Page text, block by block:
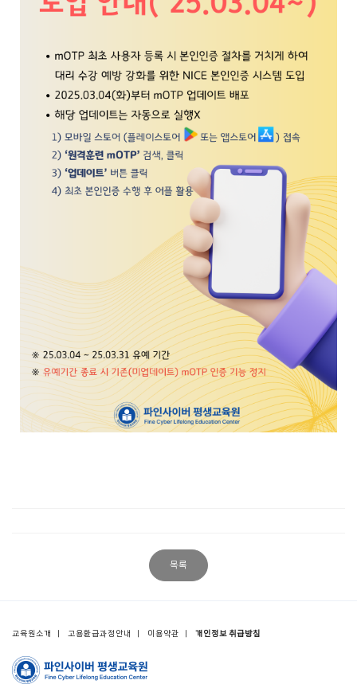
목록
교육원소개 고용환급과정안내 이용약관 개인정보 취급방침